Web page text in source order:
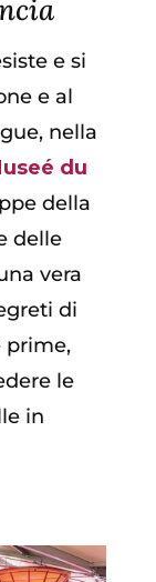
e si
e al
nella
du
della
delle
vera
di
prime,
le
in